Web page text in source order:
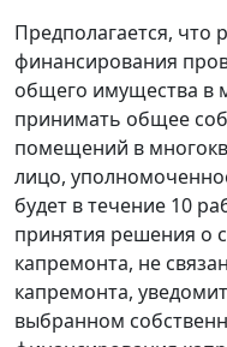
Предполагается, что
финансирования
общего имущества в
принимать общее
помещений в
лицо,
будет в течение 10
принятия решения о
капремонта, не
капремонта,
выбранном